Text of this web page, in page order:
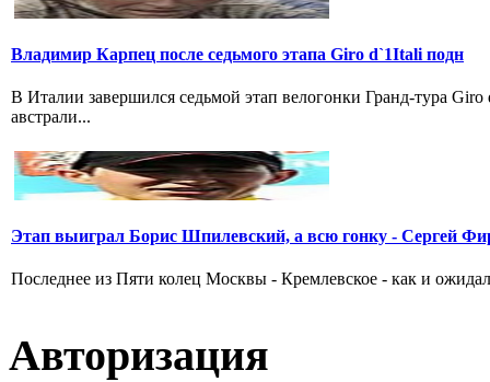
Владимир Карпец после седьмого этапа Giro d`1Itali подн
В Италии завершился седьмой этап велогонки Гранд-тура
австрали...
Этап выиграл Борис Шпилевский, а всю гонку - Сергей
Последнее из Пяти колец Москвы - Кремлевское - как и
Авторизация